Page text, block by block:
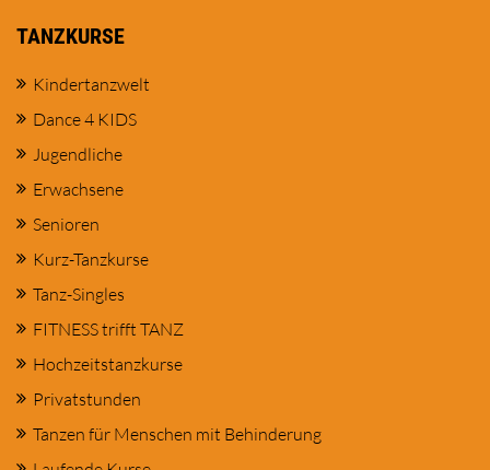
TANZKURSE
Kindertanzwelt
Dance 4 KIDS
Jugendliche
Erwachsene
Senioren
Kurz-Tanzkurse
Tanz-Singles
FITNESS trifft TANZ
Hochzeitstanzkurse
Privatstunden
Tanzen für Menschen mit Behinderung